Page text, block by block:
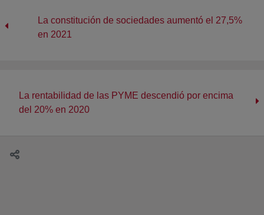
La constitución de sociedades aumentó el 27,5%
en 2021
La rentabilidad de las PYME descendió por encima
del 20% en 2020